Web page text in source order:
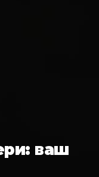
ваш